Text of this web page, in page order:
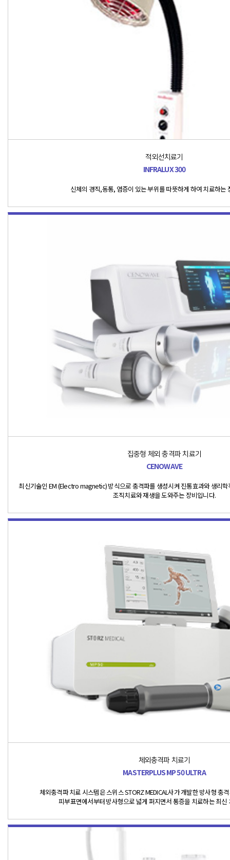
적외선치료기
INFRALUX 300
신체의 경직,동통, 염증이 있는 부위를 따뜻하게 하여 치료하는
집중형 체외 충격파 치료기
CENOWAVE
최신기술인 EM (Electro magnetic) 방식으로 충격파를 생성시켜 진통효과와 생리
조직치료와 재생을 도와주는 장비입니다.
체외충격파 치료기
MASTERPLUS MP 50 ULTRA
체외충격파 치료 시스템은 스위스 STORZ MEDICAL사가 개발한 방사형 충
피부표면에서부터 방사형으로 넓게 퍼지면서 통증을 치료하는 최신